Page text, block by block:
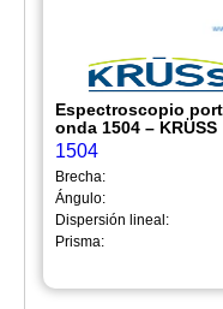
Espectroscopio
onda 1504 – KRÜSS
1504
Brecha:
Ángulo:
Dispersión lineal:
Prisma: